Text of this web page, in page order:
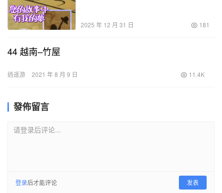
2025 年 12 月 31 日 181
44 越南–竹屋
逍遥游 2021 年 8 月 9 日 11.4K
發佈留言
请登录后评论...
登录后才能评论 发表